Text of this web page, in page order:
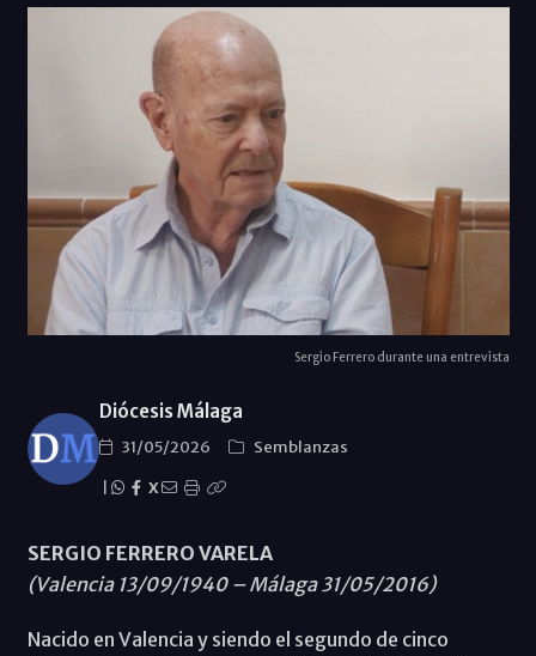
Sergio Ferrero durante una entrevista
Diócesis Málaga
31/05/2026
Semblanzas
X
SERGIO FERRERO VARELA
(Valencia 13/09/1940 – Málaga 31/05/2016)
Nacido en Valencia y siendo el segundo de cinco